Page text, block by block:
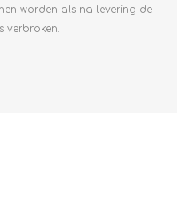
worden als na levering de
verbroken.